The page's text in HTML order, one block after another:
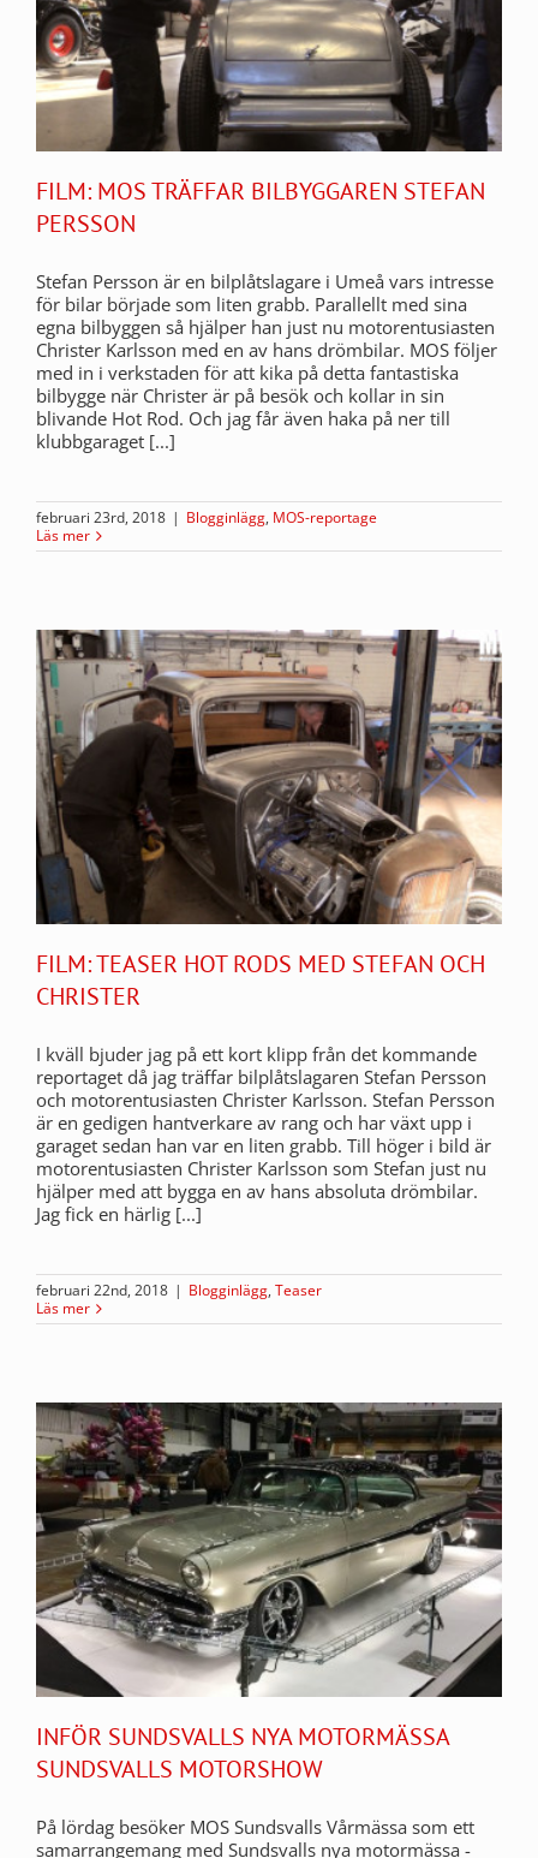
FILM: MOS TRÄFFAR BILBYGGAREN STEFAN
PERSSON
Stefan Persson är en bilplåtslagare i Umeå vars intresse
för bilar började som liten grabb. Parallellt med sina
egna bilbyggen så hjälper han just nu motorentusiasten
Christer Karlsson med en av hans drömbilar. MOS följer
med in i verkstaden för att kika på detta fantastiska
bilbygge när Christer är på besök och kollar in sin
blivande Hot Rod. Och jag får även haka på ner till
klubbgaraget [...]
februari 23rd, 2018 | Blogginlägg, MOS-reportage
Läs mer
FILM: TEASER HOT RODS MED STEFAN OCH
CHRISTER
I kväll bjuder jag på ett kort klipp från det kommande
reportaget då jag träffar bilplåtslagaren Stefan Persson
och motorentusiasten Christer Karlsson. Stefan Persson
är en gedigen hantverkare av rang och har växt upp i
garaget sedan han var en liten grabb. Till höger i bild är
motorentusiasten Christer Karlsson som Stefan just nu
hjälper med att bygga en av hans absoluta drömbilar.
Jag fick en härlig [...]
februari 22nd, 2018 | Blogginlägg, Teaser
Läs mer
INFÖR SUNDSVALLS NYA MOTORMÄSSA
SUNDSVALLS MOTORSHOW
På lördag besöker MOS Sundsvalls Vårmässa som ett
samarrangemang med Sundsvalls nya motormässa -